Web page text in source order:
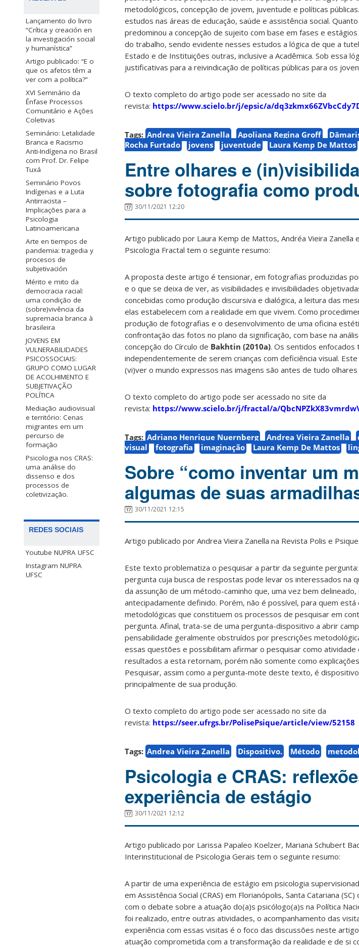
Lançamento do livro
“Crítica y creación en
la investigación social
y humanística”
Artigo publicado: “E o
que os afetos têm a
ver com a política?”
XVI Seminário da
Ênfase Processos
Comunitário e Ações
Coletivas
Seminário: Letalidade
Branca e Racismo
Anti-Indígena no Brasil
com Prof. Dr. Felipe
Tuxá
Seminário Povos
Indígenas e a Luta
Antirracista –
Implicações para a
Psicologia
Latinoamericana
Arte en tiempos de
pandemia: tragedia y
procesos de
subjetivación
Mérito e mito da
democracia racial:
uma condição de
(sobre)vivência da
supremacia branca à
brasileira
JOVENS EM
VULNERABILIDADES
PSICOSSOCIAIS:
GRUPO COMO LUGAR
DE ACOLHIMENTO E
SUBJETIVAÇÃO
POLÍTICA
Mediação audiovisual
e território: Cenas
migrantes em um
percurso de
formação
Psicologia nos CRAS:
uma análise do
dissenso e dos
processos de
coletivização.
REDES SOCIAIS
Youtube NUPRA UFSC
Instagram NUPRA
UFSC
metodológicos, concepção de jovem, juventude e políticas
estudos nas áreas de educação, saúde e assistência social.
predominou a concepção de sujeito com base em fases e
do trabalho, sendo evidente nesses estudos a lógica de que a
Estado e de Instituições outras, inclusive a Acadêmica. Sob essa
justificativas para a reivindicação de políticas públicas para os
O texto completo do artigo pode ser acessado no site da
revista: https://www.scielo.br/j/epsic/a/
Tags: Andrea Vieira Zanella Apoliana Regina Groff
Rocha Furtado
jovens juventude Laura Kemp De Mattos
Entre olhares e
sobre fotografia como
30/11/2021 12:20
Artigo publicado por Laura Kemp de Mattos, Andréa Vieira Zanella
Psicologia Fractal tem o seguinte resumo:
A proposta deste artigo é tensionar, em fotografias produzidas
e o que se deixa de ver, as visibilidades e invisibilidades
concebidas como produção discursiva e dialógica, a leitura das
elas estabelecem com a realidade em que vivem. Como
produção de fotografias e o desenvolvimento de uma oficina
confrontação das fotos no plano da significação, com base na
concepção do Círculo de Bakhtin (2010a). Os sentidos enfocados
independentemente de serem crianças com deficiência visual.
(vi)ver o mundo expressos nas imagens são antes de tudo olhares
O texto completo do artigo pode ser acessado no site da
revista: https://www.scielo.br/j/fractal/a/
Tags: Adriano Henrique Nuernberg Andrea Vieira Zanella
visual
fotografia imaginação Laura Kemp De Mattos
Sobre “como inventar um
algumas de suas
30/11/2021 12:15
Artigo publicado por Andrea Vieira Zanella na Revista Polis e
Este texto problematiza o pesquisar a partir da seguinte
pergunta cuja busca de respostas pode levar os interessados na
da assunção de um método-caminho que, uma vez bem
antecipadamente definido. Porém, não é possível, para quem
metodológicas que constituem os processos de pesquisar em
pergunta. Afinal, trata-se de uma pergunta-dispositivo a abrir
pensabilidade geralmente obstruídos por prescrições
essas questões e possibilitam afirmar o pesquisar como
resultados a esta retornam, porém não somente como
Pesquisar, assim como a pergunta-mote deste texto, é
principalmente de sua produção.
O texto completo do artigo pode ser acessado no site da
revista: https://seer.ufrgs.br/PolisePsique/article/view/52158
Tags: Andrea Vieira Zanella Dispositivo. Método
Psicologia e CRAS:
experiência de estágio
30/11/2021 12:12
Artigo publicado por Larissa Papaleo Koelzer, Mariana Schubert
Interinstitucional de Psicologia Gerais tem o seguinte resumo:
A partir de uma experiência de estágio em psicologia
em Assistência Social (CRAS) em Florianópolis, Santa Catariana
com o debate sobre a atuação do(a)s psicólogo(a)s na Política
foi realizado, entre outras atividades, o acompanhamento das
experiência com essas visitas é o foco das discussões neste
atuação comprometida com a transformação da realidade e de si